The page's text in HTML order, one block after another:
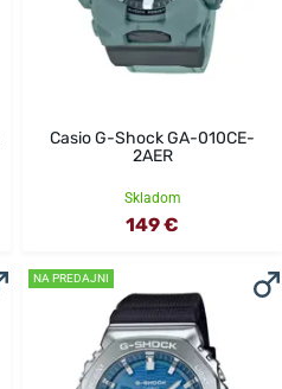
Casio G-Shock GA-010CE-
2AER
Skladom
149 €
NA PREDAJNI